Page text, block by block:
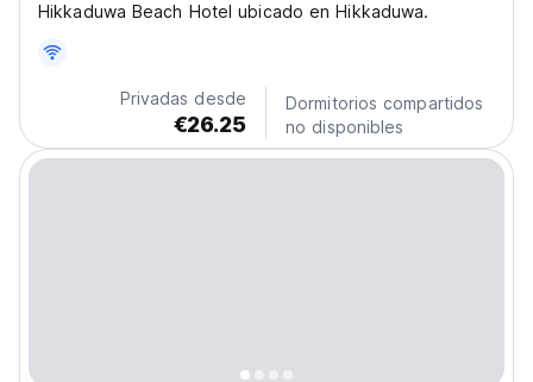
Hikkaduwa Beach Hotel ubicado en Hikkaduwa.
Privadas desde
€26.25
Dormitorios compartidos
no disponibles